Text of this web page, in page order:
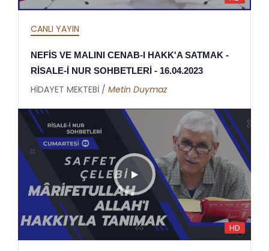
CANLI YAYIN
NEFİS VE MALINI CENAB-I HAKK'A SATMAK -
RİSALE-İ NUR SOHBETLERİ - 16.04.2023
HİDAYET MEKTEBİ / Metin Duymaz
HD